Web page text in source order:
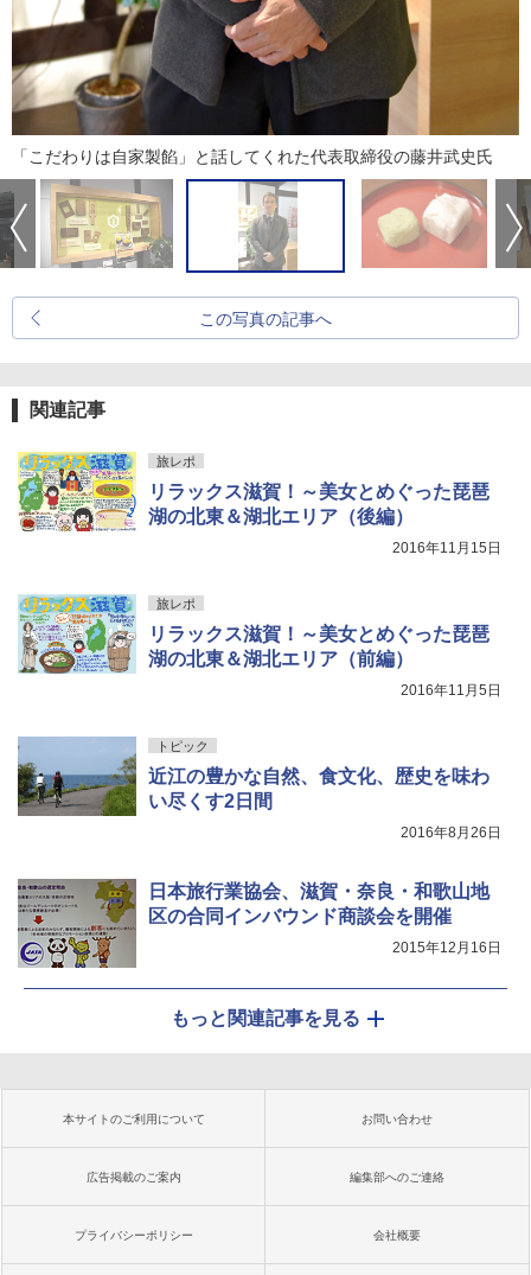
「こだわりは自家製餡」と話してくれた代表取締役の藤井武史氏
この写真の記事へ
関連記事
旅レポ
リラックス滋賀！～美女とめぐった琵琶
湖の北東＆湖北エリア（後編）
2016年11月15日
旅レポ
リラックス滋賀！～美女とめぐった琵琶
湖の北東＆湖北エリア（前編）
2016年11月5日
トピック
近江の豊かな自然、食文化、歴史を味わ
い尽くす2日間
2016年8月26日
日本旅行業協会、滋賀・奈良・和歌山地
区の合同インバウンド商談会を開催
2015年12月16日
もっと関連記事を見る
本サイトのご利用について お問い合わせ
広告掲載のご案内 編集部へのご連絡
プライバシーポリシー 会社概要